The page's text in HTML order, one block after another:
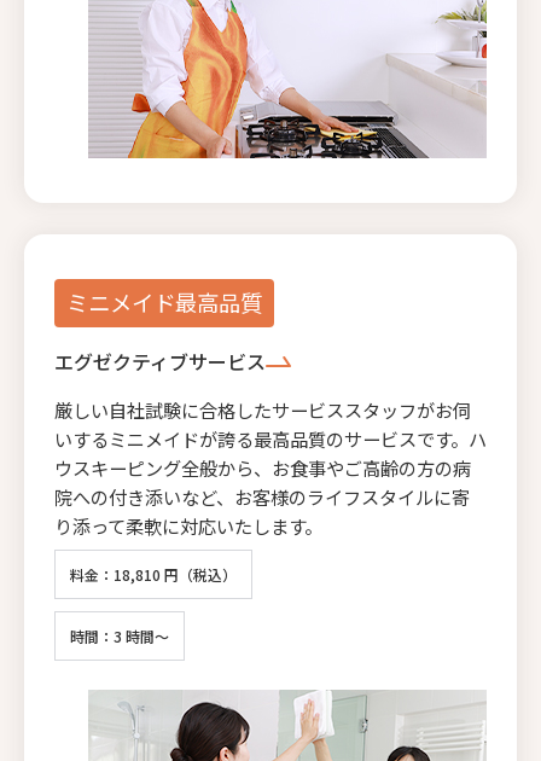
ミニメイド最高品質
エグゼクティブサービス
厳しい自社試験に合格したサービススタッフがお伺
いするミニメイドが誇る最高品質のサービスです。ハ
ウスキーピング全般から、お食事やご高齢の方の病
院への付き添いなど、お客様のライフスタイルに寄
り添って柔軟に対応いたします。
料金：18,810 円（税込）
時間：3 時間～